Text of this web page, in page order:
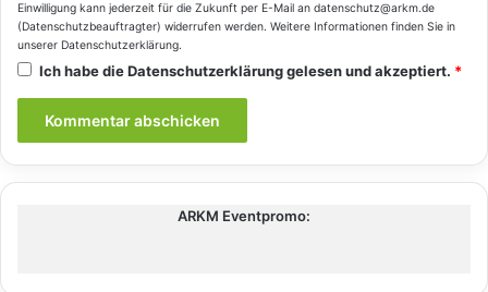
Einwilligung kann jederzeit für die Zukunft per E-Mail an datenschutz@arkm.de
(Datenschutzbeauftragter) widerrufen werden. Weitere Informationen finden Sie in
unserer Datenschutzerklärung.
Ich habe dieDatenschutzerklärunggelesen und akzeptiert. *
ARKM Eventpromo: